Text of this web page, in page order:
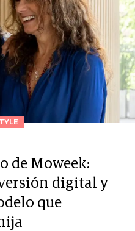
de Moweek:
digital y
que